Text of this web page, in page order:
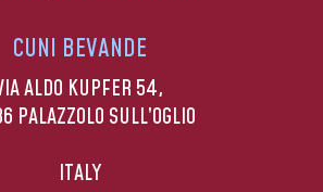
CUNI BEVANDE
ALDO KUPFER 54,
PALAZZOLO SULL’OGLIO
ITALY